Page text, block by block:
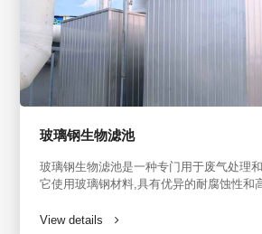
玻璃钢生物滤池
玻璃钢生物滤池是一种专门用于废气处理
它使用玻璃钢材料,具有优异的耐腐蚀性和
气治理、新能源行业废气治理、化工行业
View details